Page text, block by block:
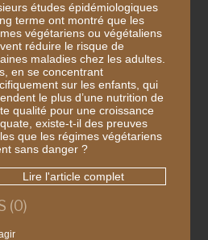
études épidémiologiques
terme ont montré que les
végétariens ou végétaliens
réduire le risque de
maladies chez les adultes.
en se concentrant
sur les enfants, qui
le plus d’une nutrition de
qualité pour une croissance
existe-t-il des preuves
que les régimes végétariens
sans danger ?
Lire l'article complet
(0)